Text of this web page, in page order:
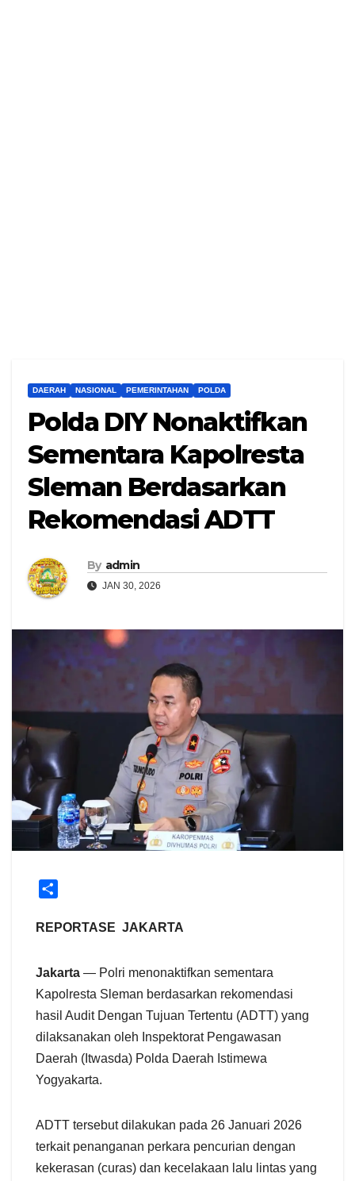
DAERAH NASIONAL PEMERINTAHAN POLDA
Polda DIY Nonaktifkan
Sementara Kapolresta
Sleman Berdasarkan
Rekomendasi ADTT
By admin
JAN 30, 2026
a
REPORTASE JAKARTA
Jakarta — Polri menonaktifkan sementara
Kapolresta Sleman berdasarkan rekomendasi
hasil Audit Dengan Tujuan Tertentu (ADTT) yang
dilaksanakan oleh Inspektorat Pengawasan
Daerah (Itwasda) Polda Daerah Istimewa
Yogyakarta.
ADTT tersebut dilakukan pada 26 Januari 2026
terkait penanganan perkara pencurian dengan
kekerasan (curas) dan kecelakaan lalu lintas yang